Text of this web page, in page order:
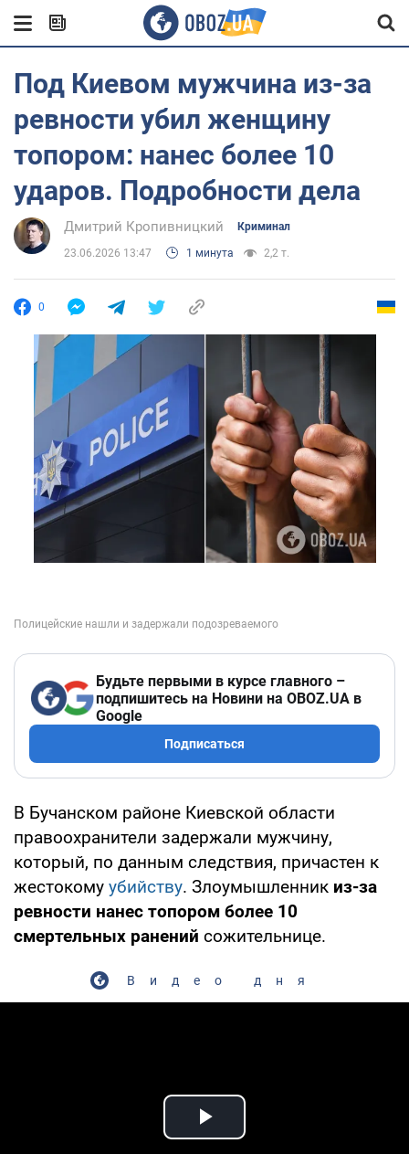
Под Киевом мужчина из-за
ревности убил женщину
топором: нанес более 10
ударов. Подробности дела
Дмитрий Кропивницкий Криминал
23.06.2026 13:47 1 минута 2,2 т.
0
Будьте первыми в курсе главного –
подпишитесь на Новини на OBOZ.UA в
Google
Подписаться
В Бучанском районе Киевской области
правоохранители задержали мужчину,
который, по данным следствия, причастен к
жестокому убийству. Злоумышленник из-за
ревности нанес топором более 10
смертельных ранений сожительнице.
Видео дня
Play Video